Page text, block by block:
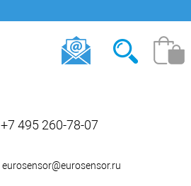
+7 495 260-78-07
eurosensor@eurosensor.ru